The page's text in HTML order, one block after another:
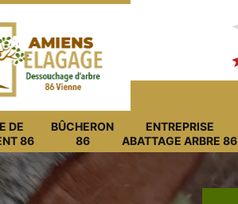
DE
86
BÛCHERON
86
ENTREPRISE
ABATTAGE ARBRE 86